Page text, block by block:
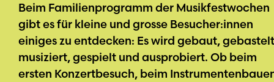
Beim Familienprogramm der Musikfestwochen
gibt es für kleine und grosse Besucher:innen
einiges zu entdecken: Es wird gebaut,
musiziert, gespielt und ausprobiert. Ob beim
ersten Konzertbesuch, beim